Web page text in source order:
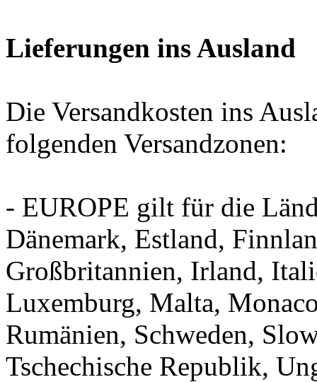
Lieferungen ins Ausland
Die Versandkosten ins
folgenden Versandzonen:
- EUROPE gilt für die
Dänemark, Estland,
Großbritannien, Irland,
Luxemburg, Malta,
Rumänien, Schweden,
Tschechische Republik,